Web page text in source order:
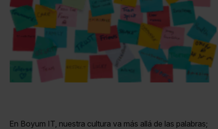
En Boyum IT, nuestra cultura va más allá de las palabras;